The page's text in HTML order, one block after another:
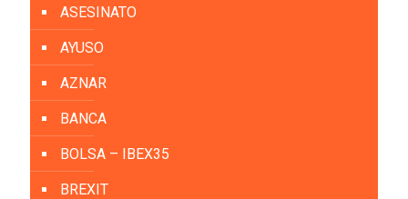
ASESINATO
AYUSO
AZNAR
BANCA
BOLSA – IBEX35
BREXIT